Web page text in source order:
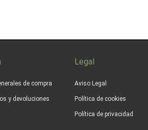
de compra
y devoluciones
Legal
Aviso Legal
Política de cookies
Política de privacidad